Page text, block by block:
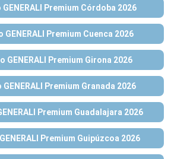
Premium Córdoba 2026
Premium Cuenca 2026
GENERALI Premium Girona 2026
Premium Granada 2026
Premium Guadalajara 2026
Premium Guipúzcoa 2026